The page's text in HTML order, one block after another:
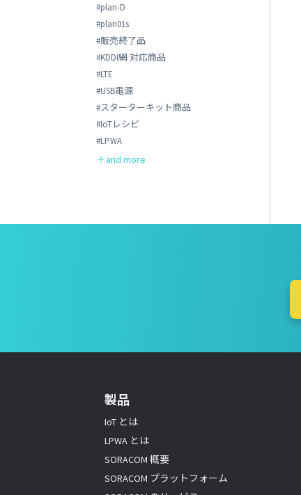
#plan-D
#plan01s
#販売終了品
#KDDI網 対応商品
#LTE
#USB電源
#スターターキット商品
#IoTレシピ
#LPWA
製品
IoT とは
LPWA とは
SORACOM 概要
SORACOM プラットフォーム